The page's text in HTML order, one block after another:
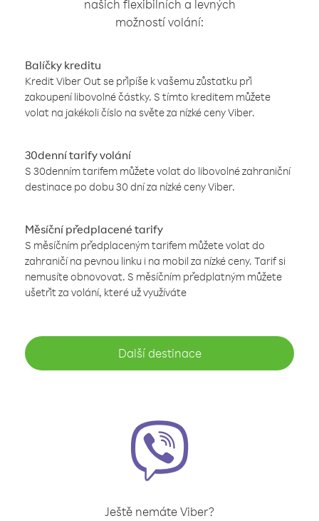
našich flexibilních a levných
možností volání:
Balíčky kreditu
Kredit Viber Out se připíše k vašemu zůstatku při
zakoupení libovolné částky. S tímto kreditem můžete
volat na jakékoli číslo na světe za nízké ceny Viber.
30denní tarify volání
S 30denním tarifem můžete volat do libovolné zahraniční
destinace po dobu 30 dní za nízké ceny Viber.
Měsíční předplacené tarify
S měsíčním předplaceným tarifem můžete volat do
zahraničí na pevnou linku i na mobil za nízké ceny. Tarif si
nemusíte obnovovat. S měsíčním předplatným můžete
ušetřit za volání, které už využíváte
Další destinace
Ještě nemáte Viber?